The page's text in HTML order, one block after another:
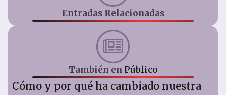
Entradas Relacionadas
También en Público
Cómo y por qué ha cambiado nuestra